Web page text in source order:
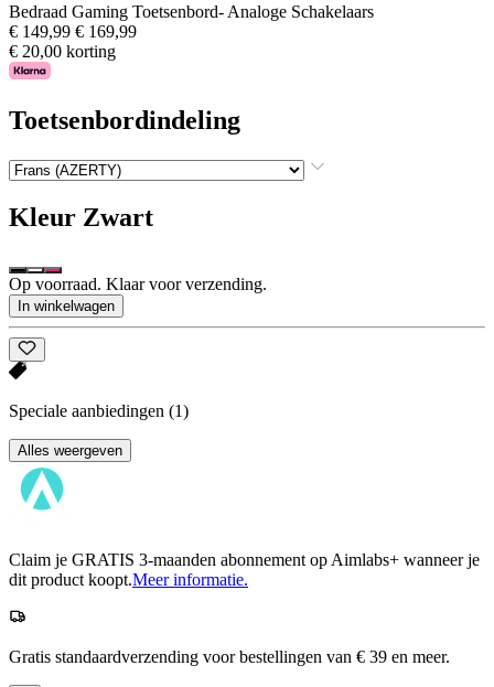
Bedraad Gaming Toetsenbord- Analoge Schakelaars
€ 149,99 € 169,99
€ 20,00 korting
Toetsenbordindeling
Kleur Zwart
Op voorraad. Klaar voor verzending.
In winkelwagen
Speciale aanbiedingen (1)
Alles weergeven
Claim je GRATIS 3-maanden abonnement op Aimlabs+ wanneer je
dit product koopt.Meer informatie.
Gratis standaardverzending voor bestellingen van € 39 en meer.